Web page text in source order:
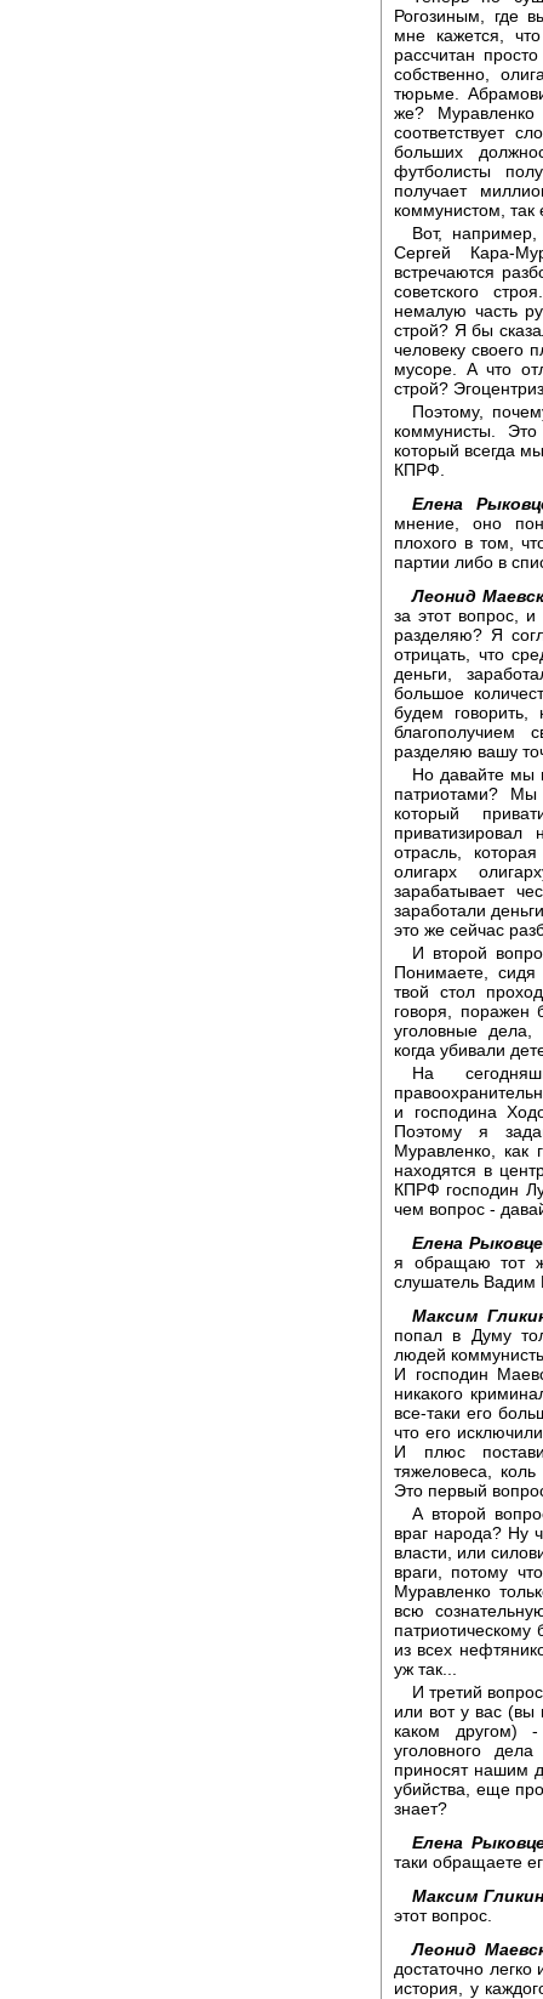
Рогозиным, где
мне кажется,
рассчитан
собственно,
тюрьме.
же?
соответствует
больших
футболисты
получает
коммунистом, так
Вот,
Сергей Кара-
встречаются
советского
немалую часть
строй? Я бы
человеку своего
мусоре. А что
строй?
Поэтому,
коммунисты.
который всегда
КПРФ.
Елена
мнение, оно
плохого в том,
партии либо в
Леонид
за этот вопрос,
разделяю? Я
отрицать, что
деньги,
большое
будем
благополучием
разделяю вашу
Но давайте мы
патриотами? Мы
который
отрасль,
олигарх
зарабатывает
заработали
это же сейчас
И второй
Понимаете, сидя
твой стол
говоря, поражен
уголовные
когда убивали
На
и господина
Поэтому я
Муравленко, как
находятся в
КПРФ господин
чем вопрос -
Елена
я обращаю тот
слушатель Вадим
Максим
попал в Думу
людей
И господин
никакого
все-таки его
что его
И плюс
тяжеловеса,
Это первый
А второй
враг народа? Ну
власти, или
враги, потому
Муравленко
всю
из всех
уж так...
И третий
или вот у вас (вы
каком другом)
уголовного
приносят нашим
убийства, еще
знает?
Елена
таки обращаете
Максим
этот вопрос.
Леонид
достаточно
история, у